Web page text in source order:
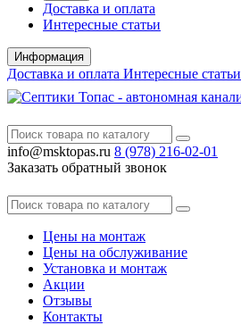
Доставка и оплата
Интересные статьи
Информация
Доставка и оплата Интересные статьи
info@msktopas.ru 8 (978) 216-02-01
Заказать обратный звонок
Цены на монтаж
Цены на обслуживание
Установка и монтаж
Акции
Отзывы
Контакты